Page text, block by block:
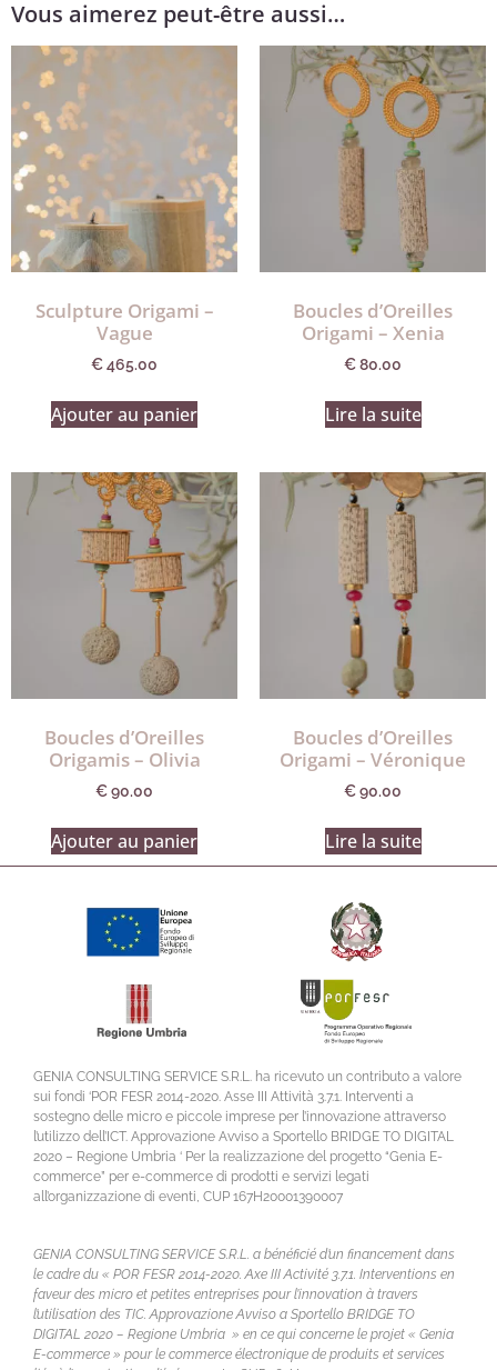
Vous aimerez peut-être aussi…
Sculpture Origami –
Vague
€465.00
Ajouter au panier
Boucles d’Oreilles
Origami – Xenia
€80.00
Lire la suite
Boucles d’Oreilles
Origamis – Olivia
€90.00
Ajouter au panier
Boucles d’Oreilles
Origami – Véronique
€90.00
Lire la suite
GENIA CONSULTING SERVICE S.R.L. ha ricevuto un contributo a valore
sui fondi ‘POR FESR 2014-2020. Asse III Attività 3.7.1. Interventi a
sostegno delle micro e piccole imprese per l’innovazione attraverso
l’utilizzo dell’ICT. Approvazione Avviso a Sportello BRIDGE TO DIGITAL
2020 – Regione Umbria ‘ Per la realizzazione del progetto “Genia E-
commerce” per e-commerce di prodotti e servizi legati
all’organizzazione di eventi, CUP 167H20001390007
GENIA CONSULTING SERVICE S.R.L. a bénéficié d’un financement dans
le cadre du « POR FESR 2014-2020. Axe III Activité 3.7.1. Interventions en
faveur des micro et petites entreprises pour l’innovation à travers
l’utilisation des TIC. Approvazione Avviso a Sportello BRIDGE TO
DIGITAL 2020 – Regione Umbria » en ce qui concerne le projet « Genia
E-commerce » pour le commerce électronique de produits et services